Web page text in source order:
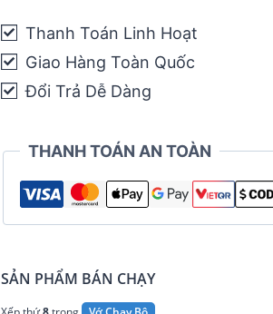
V4.0
-
Run
quantity
Thanh Toán Linh Hoạt
Giao Hàng Toàn Quốc
Đổi Trả Dễ Dàng
THANH TOÁN AN TOÀN
SẢN PHẨM BÁN CHẠY